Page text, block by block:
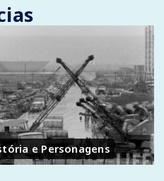
e Personagens